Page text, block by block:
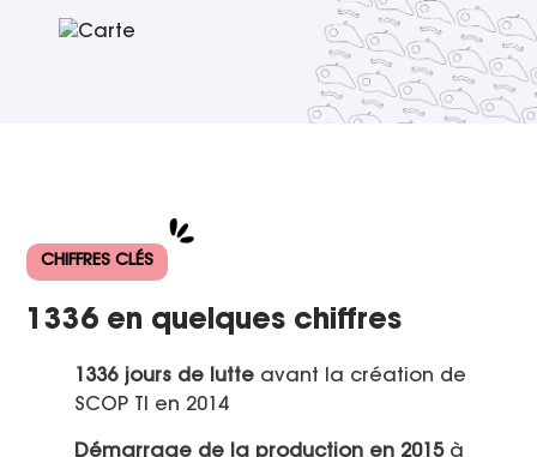
CHIFFRES CLÉS
1336 en quelques chiffres
1336 jours de lutte avant la création de
SCOP TI en 2014
Démarrage de la production en 2015à